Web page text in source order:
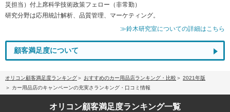
災担当）付上席科学技術政策フェロー（非常勤）
研究分野は応用統計解析、品質管理、マーケティング。
≫鈴木研究室についての詳細はこちら
顧客満足度について
オリコン顧客満足度ランキング おすすめのカー用品店ランキング・比較
2021年版
カー用品店のキャンペーンの充実さランキング・口コミ情報
オリコン顧客満足度ランキング一覧